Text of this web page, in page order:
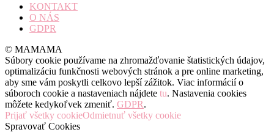
KONTAKT
O NÁS
GDPR
© MAMAMA
Súbory cookie používame na zhromažďovanie štatistických údajov,
optimalizáciu funkčnosti webových stránok a pre online marketing,
aby sme vám poskytli celkovo lepší zážitok. Viac informácií o
súboroch cookie a nastaveniach nájdete tu. Nastavenia cookies
môžete kedykoľvek zmeniť. GDPR.
Prijať všetky cookieOdmietnuť všetky cookie
Spravovať Cookies